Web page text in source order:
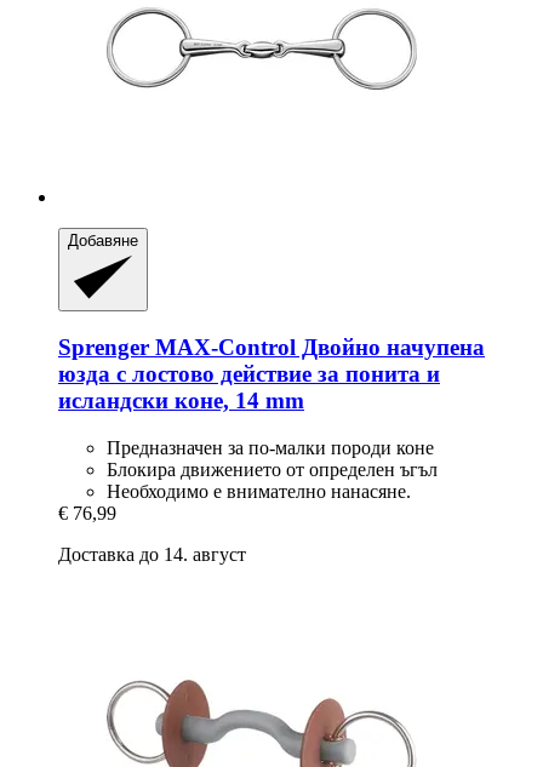
Добавяне
Sprenger MAX-​Control Двойно начупена
юзда с лостово действие за понита и
исландски коне, 14 mm
Предназначен за по-малки породи коне
Блокира движението от определен ъгъл
Необходимо е внимателно нанасяне.
€ 76,99
Доставка до 14. август